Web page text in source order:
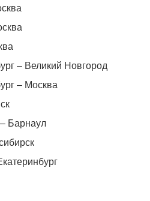
– Великий Новгород
– Москва
Барнаул